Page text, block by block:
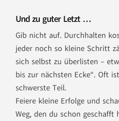
Und zu guter Letzt …
Gib nicht auf. Durchhalten
jeder noch so kleine Schritt
sich selbst zu überlisten –
bis zur nächsten Ecke“. Oft
schwerste Teil.
Feiere kleine Erfolge und
Weg, den du schon